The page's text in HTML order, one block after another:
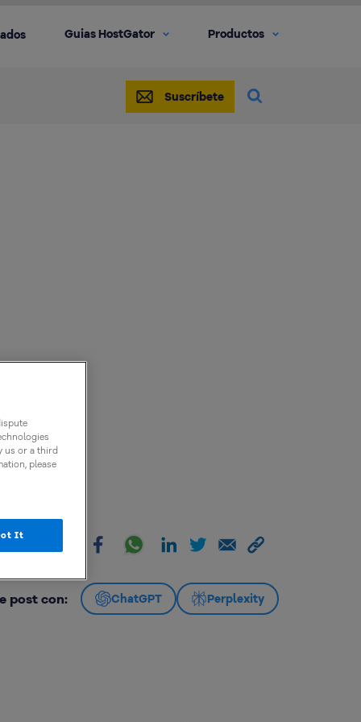
Guias HostGator Productos
Suscríbete
post con: ChatGPT Perplexity
us or a third
please
It